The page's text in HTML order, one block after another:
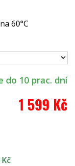
60°C
do 10 prac. dní
1 599 Kč
Kč